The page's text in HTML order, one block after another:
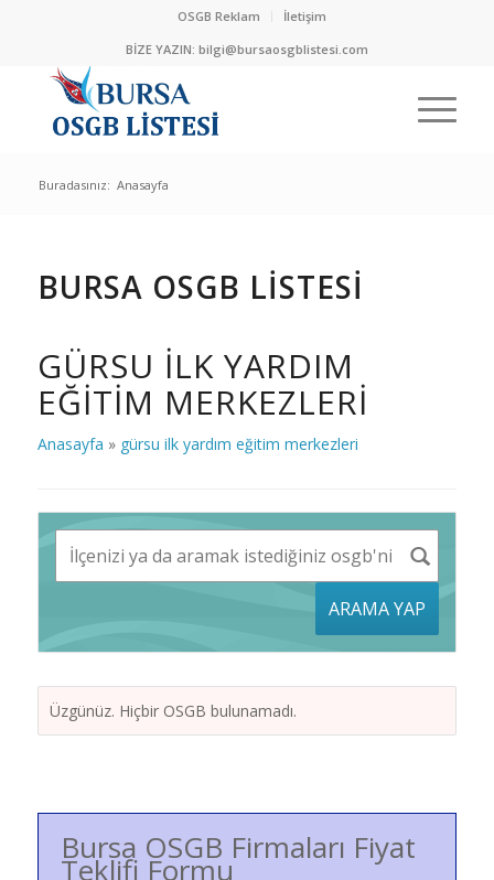
OSGB Reklam
İletişim
BİZE YAZIN: bilgi@bursaosgblistesi.com
Buradasınız: Anasayfa
BURSA OSGB LİSTESİ
GÜRSU ILK YARDIM
EĞITIM MERKEZLERI
Anasayfa » gürsu ilk yardım eğitim merkezleri
ARAMA YAP
Üzgünüz. Hiçbir OSGB bulunamadı.
Bursa OSGB Firmaları Fiyat
Teklifi Formu